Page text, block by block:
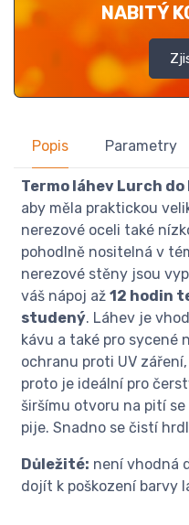
NABITÝ
Popis Parametry
Termo láhev Lurch
aby měla praktickou
nerezové oceli také
pohodlně nositelná v
nerezové stěny jsou
váš nápoj až 12 hodin
studený. Láhev je
kávu a také pro sycené
ochranu proti UV
proto je ideální pro
širšímu otvoru na pití
pije. Snadno se čistí
Důležité: není vhodná
dojít k poškození barvy